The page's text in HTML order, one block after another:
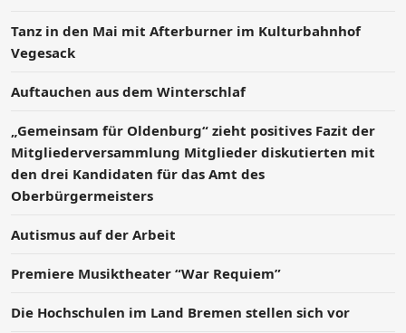
Tanz in den Mai mit Afterburner im Kulturbahnhof
Vegesack
Auftauchen aus dem Winterschlaf
„Gemeinsam für Oldenburg“ zieht positives Fazit der
Mitgliederversammlung Mitglieder diskutierten mit
den drei Kandidaten für das Amt des
Oberbürgermeisters
Autismus auf der Arbeit
Premiere Musiktheater “War Requiem”
Die Hochschulen im Land Bremen stellen sich vor